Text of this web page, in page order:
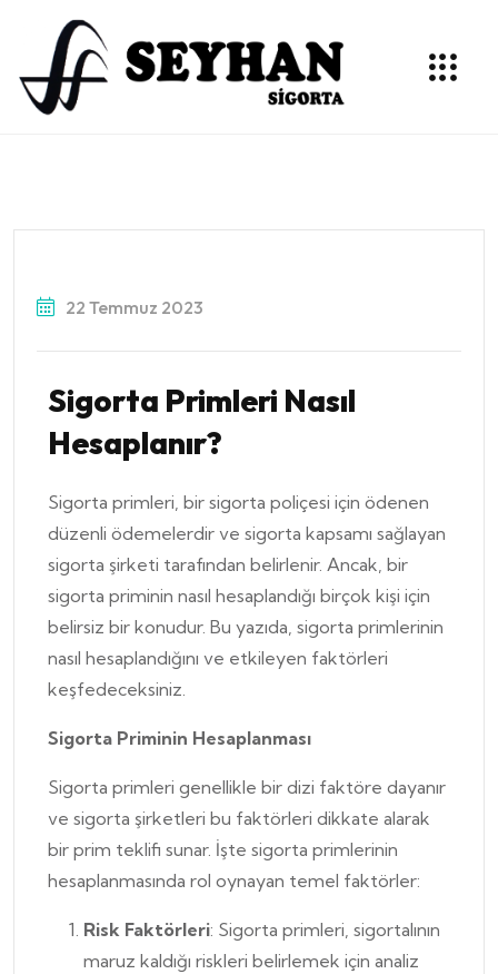
22 Temmuz 2023
Sigorta Primleri Nasıl
Hesaplanır?
Sigorta primleri, bir sigorta poliçesi için ödenen
düzenli ödemelerdir ve sigorta kapsamı sağlayan
sigorta şirketi tarafından belirlenir. Ancak, bir
sigorta priminin nasıl hesaplandığı birçok kişi için
belirsiz bir konudur. Bu yazıda, sigorta primlerinin
nasıl hesaplandığını ve etkileyen faktörleri
keşfedeceksiniz.
Sigorta Priminin Hesaplanması
Sigorta primleri genellikle bir dizi faktöre dayanır
ve sigorta şirketleri bu faktörleri dikkate alarak
bir prim teklifi sunar. İşte sigorta primlerinin
hesaplanmasında rol oynayan temel faktörler:
Risk Faktörleri: Sigorta primleri, sigortalının
maruz kaldığı riskleri belirlemek için analiz